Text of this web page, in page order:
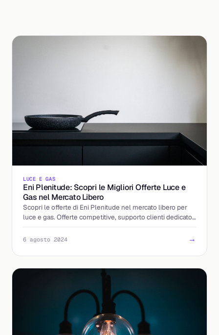
LUCE E GAS
Eni Plenitude: Scopri le Migliori Offerte Luce e
Gas nel Mercato Libero
Scopri le offerte di Eni Plenitude nel mercato libero per
luce e gas. Offerte competitive, supporto clienti dedicato
e servizi digitali avanzati.
6 agosto 2024 →